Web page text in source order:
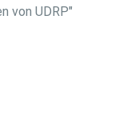
von UDRP"